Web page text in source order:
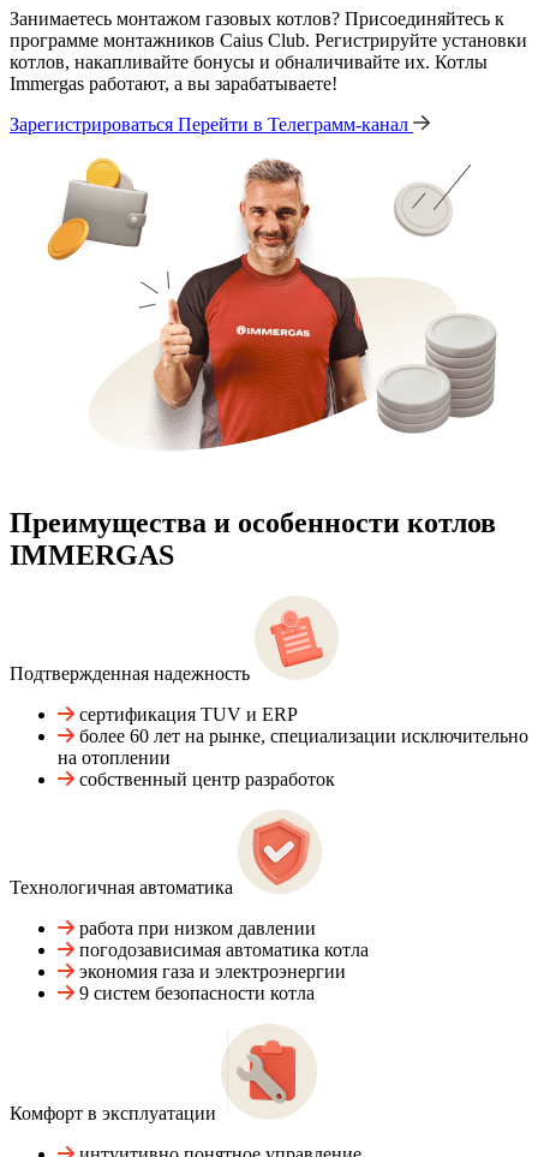
Занимаетесь монтажом газовых котлов? Присоединяйтесь к
программе монтажников Caius Club. Регистрируйте установки
котлов, накапливайте бонусы и обналичивайте их. Котлы
Immergas работают, а вы зарабатываете!
Зарегистрироваться Перейти в Телеграмм-канал
Преимущества и особенности котлов
IMMERGAS
Подтвержденная надежность
сертификация TUV и ERP
более 60 лет на рынке, специализации исключительно
на отоплении
собственный центр разработок
Технологичная автоматика
работа при низком давлении
погодозависимая автоматика котла
экономия газа и электроэнергии
9 систем безопасности котла
Комфорт в эксплуатации